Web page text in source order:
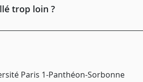
trop loin ?
Paris 1-Panthéon-Sorbonne